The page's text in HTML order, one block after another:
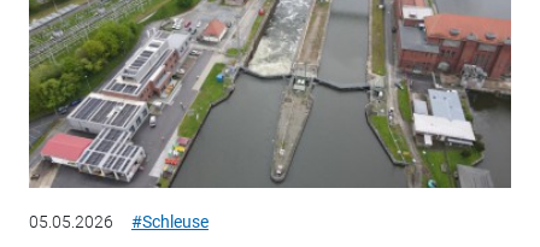
05.05.2026 #Schleuse